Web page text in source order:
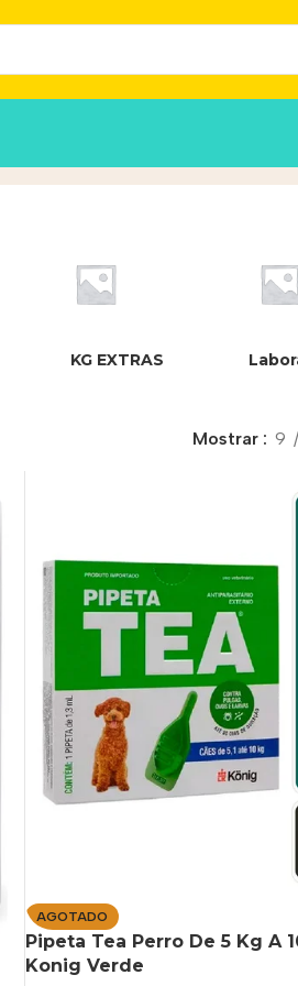
KG EXTRAS
Mostrar 9
AGOTADO
Pipeta Tea Perro De 5 Kg A
Konig Verde